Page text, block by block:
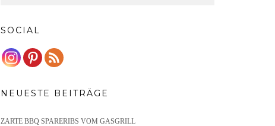
SOCIAL
NEUESTE BEITRÄGE
ZARTE BBQ SPARERIBS VOM GASGRILL